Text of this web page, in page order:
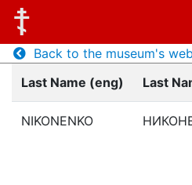
Back to the museum's
Last Name (eng)
Last
NIKONENKO